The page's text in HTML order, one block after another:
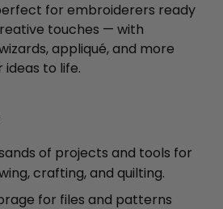
for embroiderers ready
touches — with
appliqué, and more
to life.
of projects and tools for
crafting, and quilting.
for files and patterns